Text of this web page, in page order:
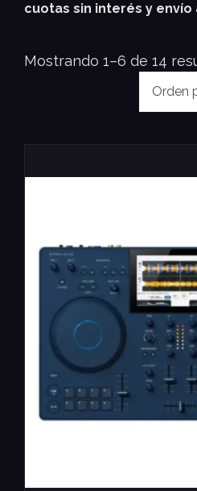
cuotas sin interés y envío
Mostrando 1–6 de 14